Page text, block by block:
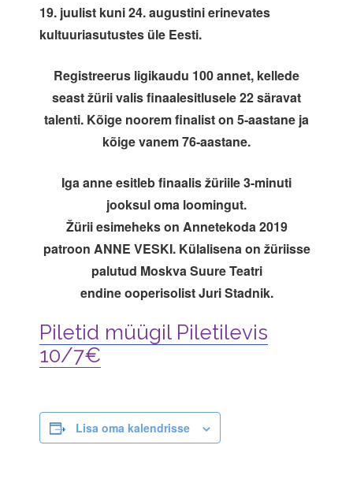
19. juulist kuni 24. augustini erinevates
kultuuriasutustes üle Eesti.
Registreerus ligikaudu 100 annet, kellede
seast žürii valis finaalesitlusele 22 säravat
talenti. Kõige noorem finalist on 5-aastane ja
kõige vanem 76-aastane.
Iga anne esitleb finaalis žüriile 3-minuti
jooksul oma loomingut.
Žürii esimeheks on Annetekoda 2019
patroon ANNE VESKI. Külalisena on žüriisse
palutud Moskva Suure Teatri
endine ooperisolist Juri Stadnik.
Piletid müügil Piletilevis
10/7€
Lisa oma kalendrisse